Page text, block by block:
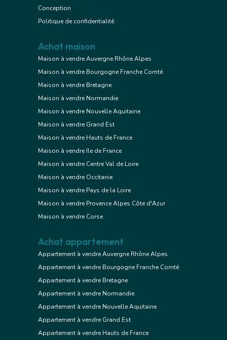
Conception
Politique de confidentialité
Achat maison
Maison à vendre Auvergne Rhône Alpes
Maison à vendre Bourgogne Franche Comté
Maison à vendre Bretagne
Maison à vendre Normandie
Maison à vendre Nouvelle Aquitaine
Maison à vendre Grand Est
Maison à vendre Hauts de France
Maison à vendre Ile de France
Maison à vendre Centre Val de Loire
Maison à vendre Occitanie
Maison à vendre Pays de la Loire
Maison à vendre Provence Alpes Côte d'Azur
Maison à vendre Corse
Achat appartement
Appartement à vendre Auvergne Rhône Alpes
Appartement à vendre Bourgogne Franche Comté
Appartement à vendre Bretagne
Appartement à vendre Normandie
Appartement à vendre Nouvelle Aquitaine
Appartement à vendre Grand Est
Appartement à vendre Hauts de France